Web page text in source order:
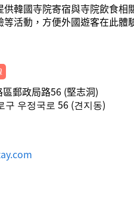
韓國寺院寄宿與寺院飲食
活動，方便外國遊客在此體
郵政局路56 (堅志洞)
구 우정국로 56 (견지동)